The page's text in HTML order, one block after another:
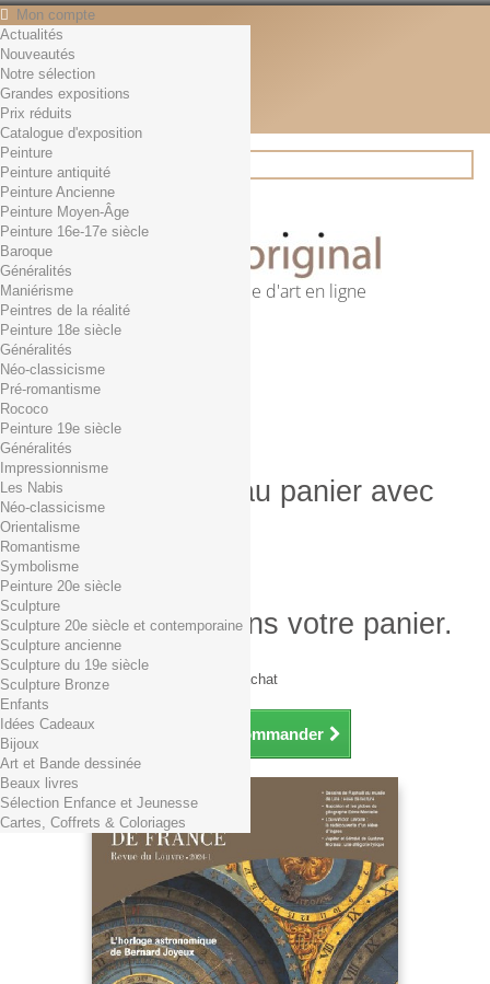
Mon compte
Contact
Français
English
Français
Actualités
Rechercher
Première librairie d'art en ligne
Panier (vide)
Aucun produit
0,01€ dès 29€ d'achat
0,00 € Total
Commander
Produit ajouté au panier avec
succès
Quantité
Total
Il y a 1 produit dans votre panier.
Total produits TTC
Frais de port TTC
0,01€ dès 29€ d'achat
Total TTC
Continuer mes achats Commander
Actualités
Nouveautés
Notre sélection
Grandes expositions
Prix réduits
Catalogue d'exposition
Peinture
Peinture antiquité
Peinture Ancienne
Peinture Moyen-Âge
Peinture 16e-17e siècle
Baroque
Généralités
Maniérisme
Peintres de la réalité
Peinture 18e siècle
Généralités
Néo-classicisme
Pré-romantisme
Rococo
Peinture 19e siècle
Généralités
Impressionnisme
Les Nabis
Néo-classicisme
Orientalisme
Romantisme
Symbolisme
Peinture 20e siècle
Sculpture
Sculpture 20e siècle et contemporaine
Sculpture ancienne
Sculpture du 19e siècle
Sculpture Bronze
Enfants
Idées Cadeaux
Bijoux
Art et Bande dessinée
Beaux livres
Sélection Enfance et Jeunesse
Cartes, Coffrets & Coloriages